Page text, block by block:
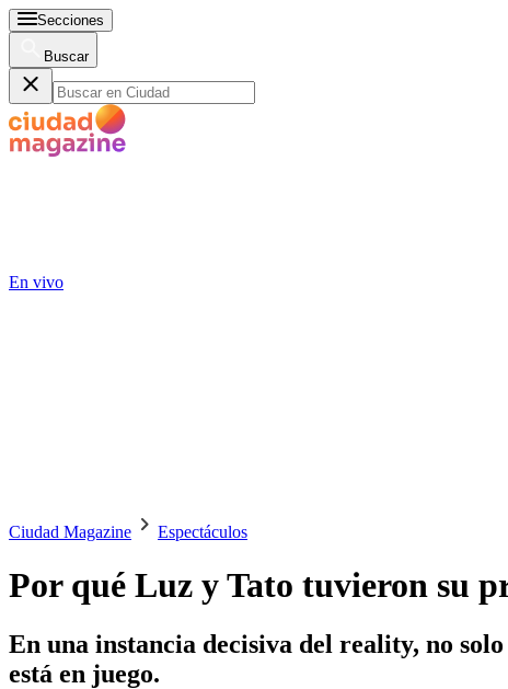
Secciones
Buscar
En vivo
Ciudad Magazine Espectáculos
Por qué Luz y Tato tuvieron su
En una instancia decisiva del reality, no
está en juego.